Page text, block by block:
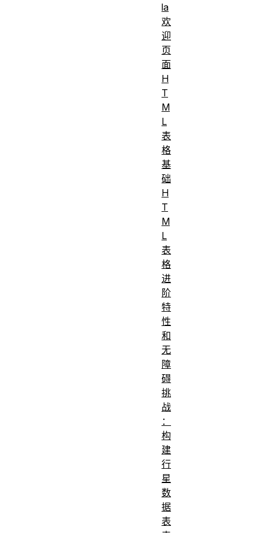
la
欢
迎
页
面
H
T
M
L
表
格
基
础
H
T
M
L
表
格
进
阶
特
性
和
无
障
碍
挑
战
：
构
建
行
星
数
据
表